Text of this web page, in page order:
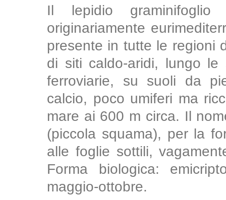
Il lepidio
originariamente
presente in tutte le regioni
di siti caldo-aridi, lungo le
ferroviarie, su suoli da
calcio, poco umiferi ma
mare ai 600 m circa. Il
(piccola squama), per la
alle foglie sottili,
Forma biologica:
maggio-ottobre.